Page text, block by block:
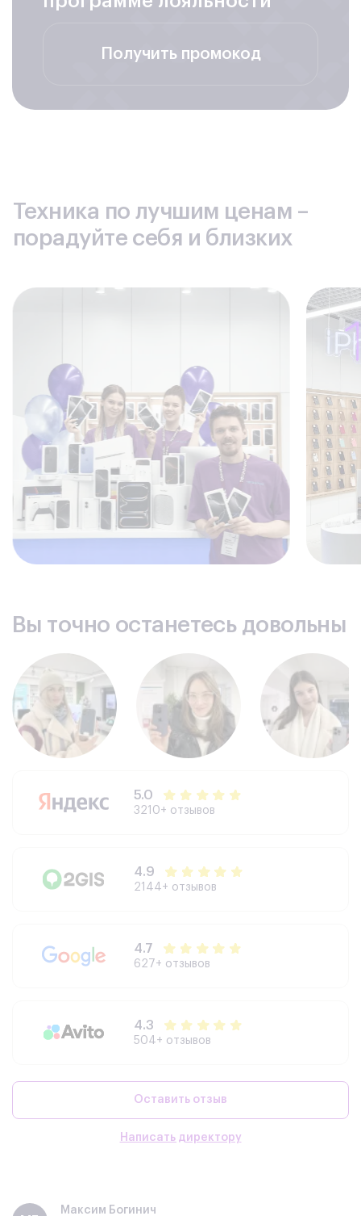
Получить промокод
Техника по лучшим ценам –
порадуйте себя и близких
Вы точно останетесь довольны
5.0
3210+ отзывов
4.9
2144+ отзывов
4.7
627+ отзывов
4.3
504+ отзывов
Оставить отзыв
Написать директору
Максим Богинич